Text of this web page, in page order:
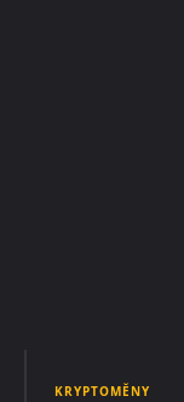
KRYPTOMĚNY